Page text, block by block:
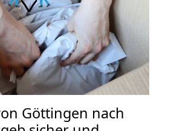
Göttingen nach